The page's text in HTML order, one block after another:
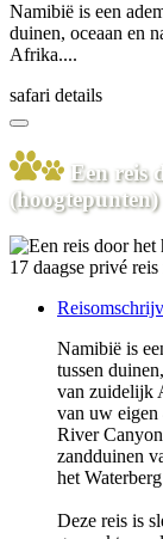
Namibië is een
duinen, oceaan en
Afrika....
safari details
Een reis
(hoogtepunten)
17 daagse privé
Namibië is
tussen
van zuidelijk
van uw eigen
River
zandduinen
het
Deze reis is